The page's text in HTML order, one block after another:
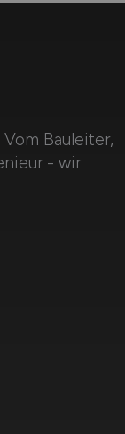
Bauleiter,
- wir